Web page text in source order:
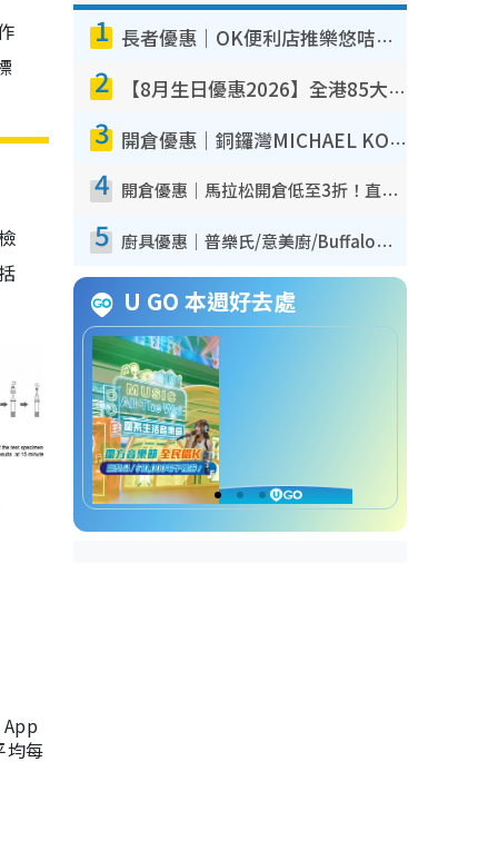
均每
1 長者優惠｜OK便利店推樂悠咭優惠！買麵包/牛奶/保健品拍卡即減
2 【8月生日優惠2026】全港85大食買玩著數攻略 自助餐/火鍋放題同行免費＋誠品/DONKI送現金券
3 開倉優惠｜銅鑼灣MICHAEL KORS開倉低至17折！直擊$500起買手袋/銀包/鞋款 必買經典Jet Set系列
4 開倉優惠｜馬拉松開倉低至3折！直擊$99起買adidas／New Balance／Puma鞋款 STANLEY保溫杯劈價至$119起
5 廚具優惠｜普樂氏/意美廚/Buffalo廚具低至3折！$89起買煎鍋／炒鑊／個人鍋 同場小家電激減至$99起
U GO 本週好去處